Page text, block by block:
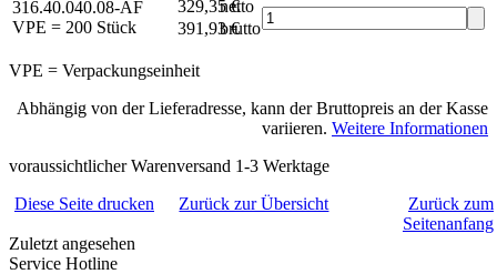
316.40.040.08-AF
VPE = 200 Stück
329,35 €
netto
391,93 €brutto*
VPE = Verpackungseinheit
Abhängig von der Lieferadresse, kann der Bruttopreis an der Kasse
variieren. Weitere Informationen
voraussichtlicher Warenversand 1-3 Werktage
Diese Seite drucken
Zurück zur Übersicht
Zurück zum
Seitenanfang
Zuletzt angesehen
Service Hotline